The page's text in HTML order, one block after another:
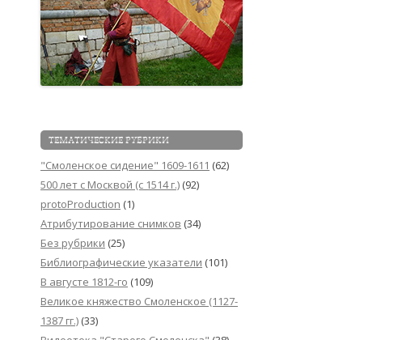
ТЕМАТИЧЕСКИЕ РУБРИКИ
"Смоленское сидение" 1609-1611 (62)
500 лет с Москвой (c 1514 г.) (92)
protoProduction (1)
Атрибутирование снимков (34)
Без рубрики (25)
Библиографические указатели (101)
В августе 1812-го (109)
Великое княжество Смоленское (1127-
1387 гг.) (33)